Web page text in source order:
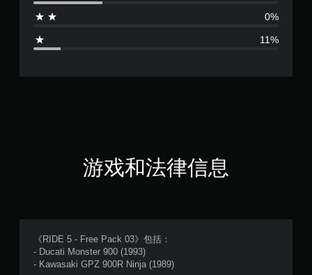
3
0%
11%
游戏和法律信息
《RIDE 5 - Free Pack 03》包括：
- Ducati Monster 900 (1993)
- Kawasaki GPZ 900R Ninja (1989)